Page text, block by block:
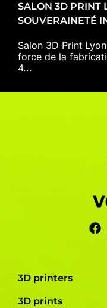
SALON 3D PRINT
SOUVERAINETÉ
Salon 3D Print
force de la
4...
3D printers
3D prints